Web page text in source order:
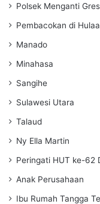
Polsek Menganti
Pembacokan di
Manado
Minahasa
Sangihe
Sulawesi Utara
Talaud
Ny Ella Martin
Peringati HUT ke-62
Anak Perusahaan
Ibu Rumah Tangga